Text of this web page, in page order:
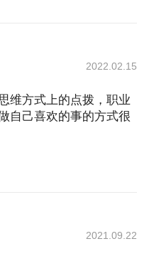
2022.02.15
维方式上的点拨，职业
自己喜欢的事的方式很
2021.09.22